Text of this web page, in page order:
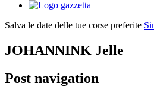
Salva le date delle tue corse preferite
JOHANNINK Jelle
Post navigation